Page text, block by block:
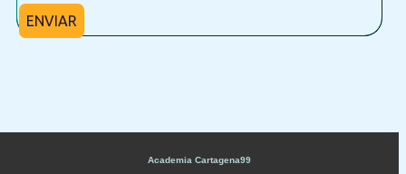
ENVIAR
Academia Cartagena99